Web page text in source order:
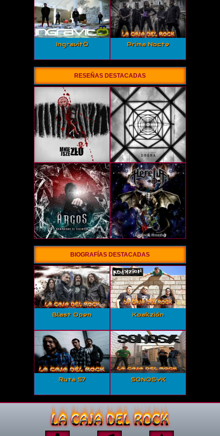
IngravitÖ Prima Nocte
RESEÑAS DESTACADAS
BIOGRAFÍAS DESTACADAS
Blast Open Koakzión
Ruta 57 SONOSYK